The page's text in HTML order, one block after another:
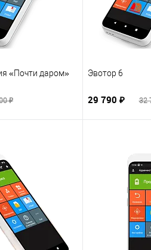
«Почти даром»
₽
Эвотор 6
29 790 ₽ 32